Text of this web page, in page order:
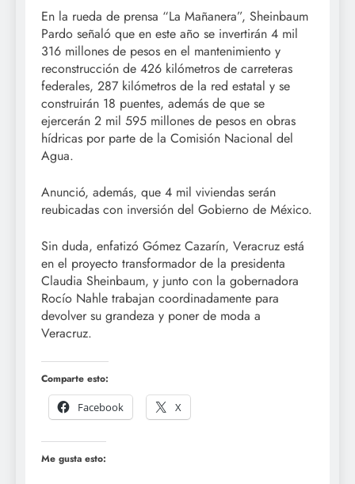
En la rueda de prensa “La Mañanera”, Sheinbaum
Pardo señaló que en este año se invertirán 4 mil
316 millones de pesos en el mantenimiento y
reconstrucción de 426 kilómetros de carreteras
federales, 287 kilómetros de la red estatal y se
construirán 18 puentes, además de que se
ejercerán 2 mil 595 millones de pesos en obras
hídricas por parte de la Comisión Nacional del
Agua.
Anunció, además, que 4 mil viviendas serán
reubicadas con inversión del Gobierno de México.
Sin duda, enfatizó Gómez Cazarín, Veracruz está
en el proyecto transformador de la presidenta
Claudia Sheinbaum, y junto con la gobernadora
Rocío Nahle trabajan coordinadamente para
devolver su grandeza y poner de moda a
Veracruz.
Comparte esto:
Facebook
X
Me gusta esto: